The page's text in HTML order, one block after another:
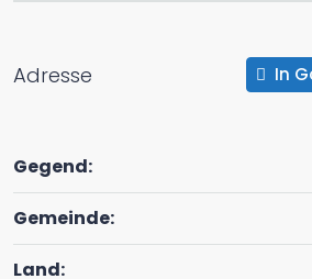
Adresse In
Gegend:
Gemeinde:
Land: